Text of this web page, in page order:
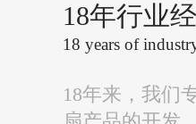
18年行业
18 years of
18年来，我们